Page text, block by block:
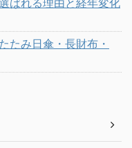
たみ日傘・長財布・